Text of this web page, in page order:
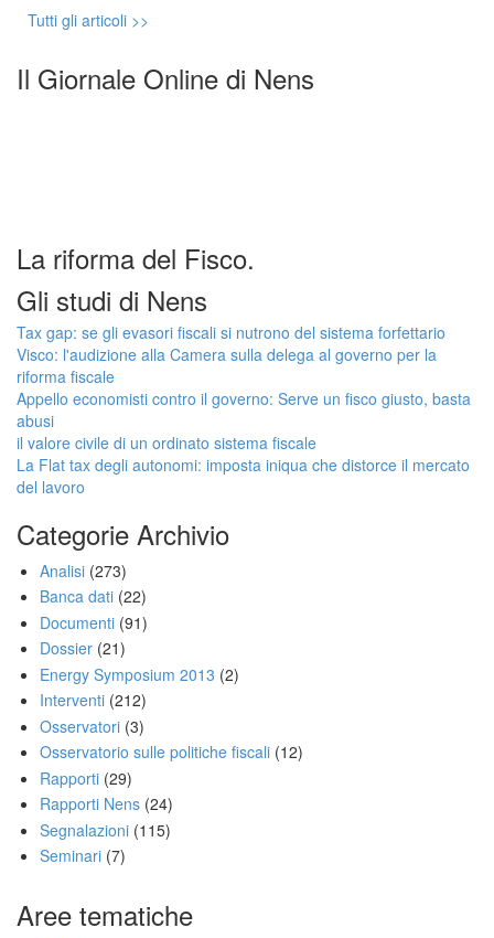
Tutti gli articoli >>
Il Giornale Online di Nens
La riforma del Fisco.
Gli studi di Nens
Tax gap: se gli evasori fiscali si nutrono del sistema forfettario
Visco: l'audizione alla Camera sulla delega al governo per la
riforma fiscale
Appello economisti contro il governo: Serve un fisco giusto, basta
abusi
il valore civile di un ordinato sistema fiscale
La Flat tax degli autonomi: imposta iniqua che distorce il mercato
del lavoro
Categorie Archivio
Analisi (273)
Banca dati (22)
Documenti (91)
Dossier (21)
Energy Symposium 2013 (2)
Interventi (212)
Osservatori (3)
Osservatorio sulle politiche fiscali (12)
Rapporti (29)
Rapporti Nens (24)
Segnalazioni (115)
Seminari (7)
Aree tematiche